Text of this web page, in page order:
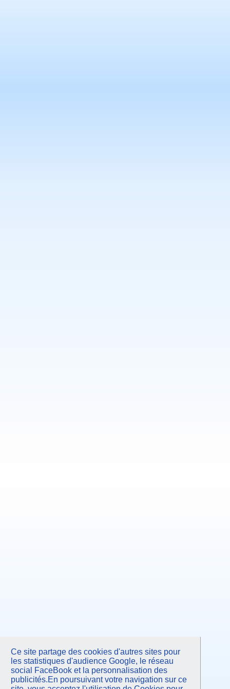
Ce site partage des cookies d'autres sites pour
les statistiques d'audience Google, le réseau
social FaceBook et la personnalisation des
publicités.En poursuivant votre navigation sur ce